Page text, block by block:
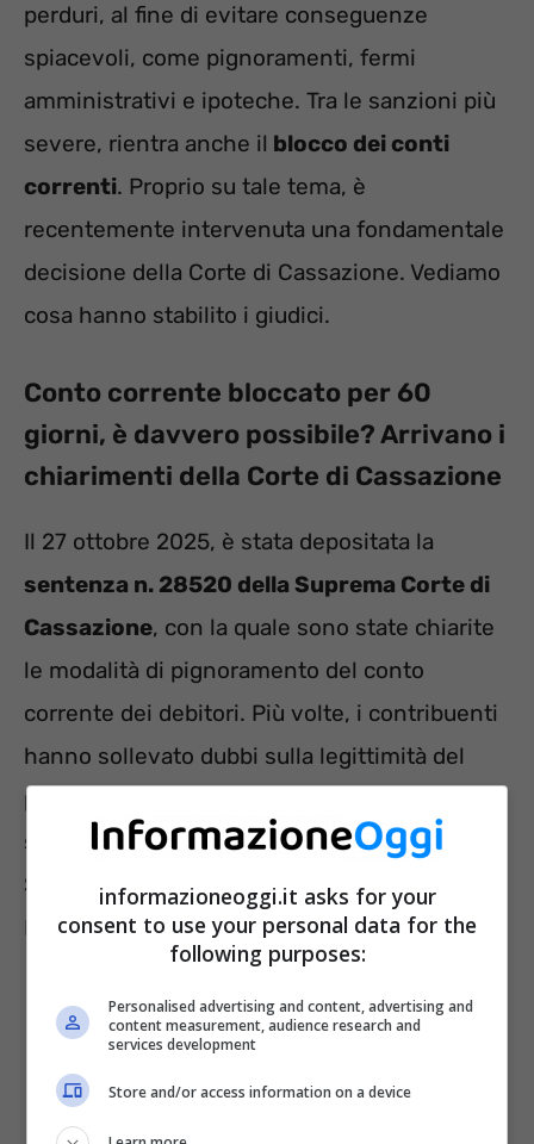
perduri, al fine di evitare conseguenze
spiacevoli, come pignoramenti, fermi
amministrativi e ipoteche. Tra le sanzioni più
severe, rientra anche il blocco dei conti
correnti. Proprio su tale tema, è
recentemente intervenuta una fondamentale
decisione della Corte di Cassazione. Vediamo
cosa hanno stabilito i giudici.
Conto corrente bloccato per 60
giorni, è davvero possibile? Arrivano i
chiarimenti della Corte di Cassazione
Il 27 ottobre 2025, è stata depositata la
sentenza n. 28520 della Suprema Corte di
Cassazione, con la quale sono state chiarite
le modalità di pignoramento del conto
corrente dei debitori. Più volte, i contribuenti
hanno sollevato dubbi sulla legittimità del
pignoramento dei conti correnti ai fini del
soddisfacimento dei crediti vantati dal Fisco.
Si tratta, dunque, di un’azione condivisibile?
Può essere evitata?
informazioneoggi.it asks for your
consent to use your personal data for the
following purposes:
Personalised advertising and content, advertising and
content measurement, audience research and
services development
Store and/or access information on a device